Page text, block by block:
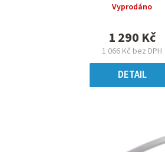
Vyprodáno
1 066 Kč bez DPH
1 290 Kč
DETAIL